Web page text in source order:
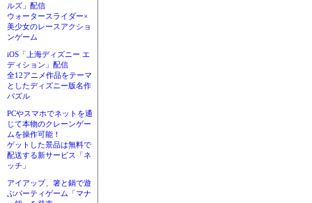
ルズ」配信
ウォータースライダー×
美少女のレースアクショ
ンゲーム
iOS「上海ディズニー エ
ディション」配信
全12アニメ作品をテーマ
としたディズニー版名作
パズル
PCやスマホでネットを通
じて本物のクレーンゲー
ムを操作可能！
ゲットした景品は無料で
配送する新サービス「ネ
ッチ」
アイアップ、箸と鍋で遊
ぶパーティゲーム「マナ